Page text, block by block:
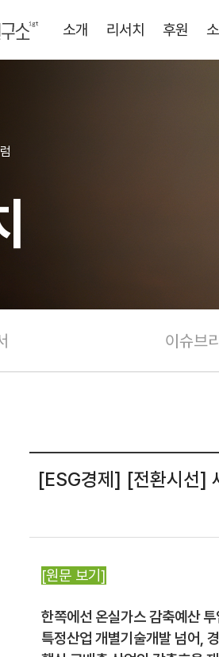
소개 리서치 후원
이슈브
[ESG경제] [전환시선]
[원문 보기]
한쪽에선 온실가스 감축예산
특정산업 개별기술개발 넘어,